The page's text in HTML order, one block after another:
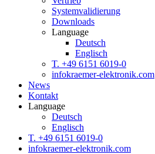
Systemvalidierung
Downloads
Language
Deutsch
Englisch
T. +49 6151 6019-0
infokraemer-elektronik.com
News
Kontakt
Language
Deutsch
Englisch
T. +49 6151 6019-0
infokraemer-elektronik.com